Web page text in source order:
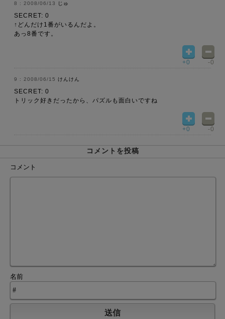
2008/06/13 じゅ
SECRET: 0
↑どんだけ1番がいるんだよ。
あっ8番です。
+0 -0
2008/06/15 けんけん
SECRET: 0
トリック好きだったから、パズルも面白いですね
+0 -0
コメントを投稿
コメント
名前